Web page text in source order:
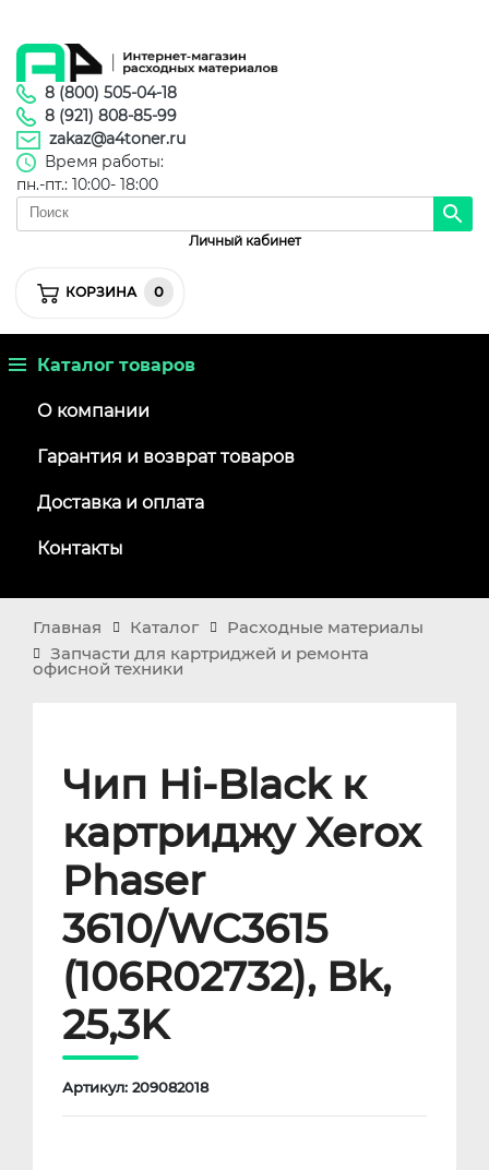
8 (800) 505-04-18
8 (921) 808-85-99
zakaz@a4toner.ru
Время работы:
пн.-пт.: 10:00- 18:00
Личный кабинет
КОРЗИНА 0
Каталог товаров
О компании
Гарантия и возврат товаров
Доставка и оплата
Контакты
Главная Каталог
Расходные материалы
Запчасти для картриджей и ремонта
офисной техники
Чип Hi-Black к
картриджу Xerox
Phaser
3610/WC3615
(106R02732), Bk,
25,3K
Артикул: 209082018